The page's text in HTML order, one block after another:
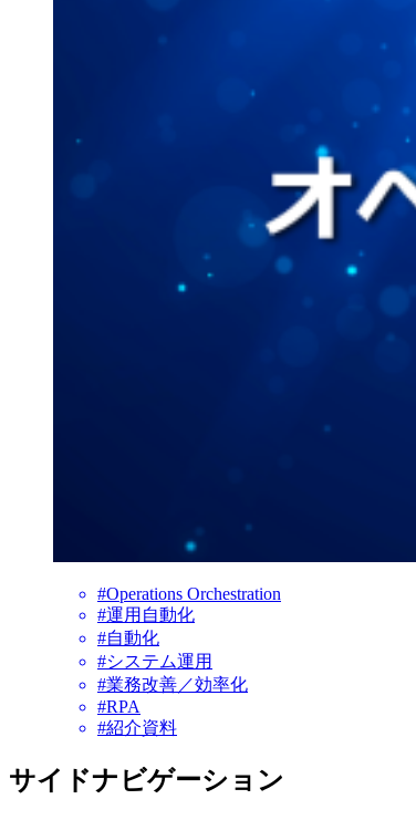
#Operations Orchestration
#運用自動化
#自動化
#システム運用
#業務改善／効率化
#RPA
#紹介資料
サイドナビゲーション